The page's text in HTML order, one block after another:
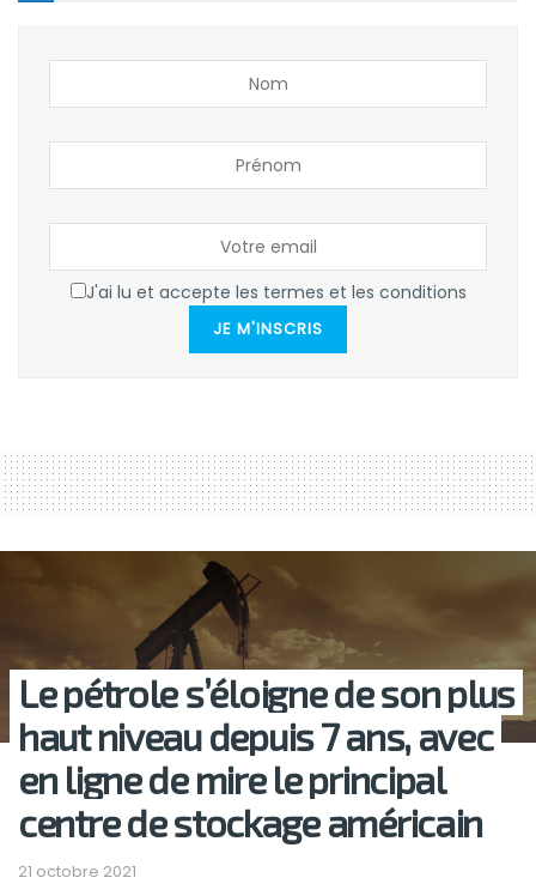
J'ai lu et accepte les termes et les conditions
JE M'INSCRIS
Le pétrole s’éloigne de son plus
haut niveau depuis 7 ans, avec
en ligne de mire le principal
centre de stockage américain
21 octobre 2021